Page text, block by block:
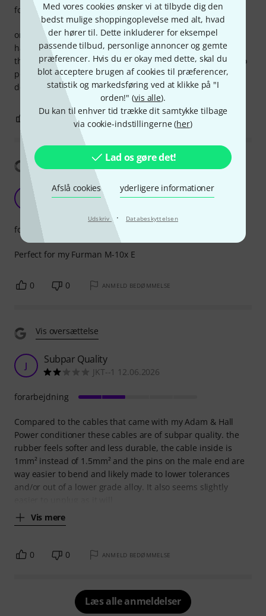
Med vores cookies ønsker vi at tilbyde dig den
bedst mulige shoppingoplevelse med alt, hvad
der hører til. Dette inkluderer for eksempel
passende tilbud, personlige annoncer og gemte
præferencer. Hvis du er okay med dette, skal du
blot acceptere brugen af cookies til præferencer,
statistik og markedsføring ved at klikke på "I
orden!" (vis alle).
Du kan til enhver tid trække dit samtykke tilbage
via cookie-indstillingerne (her)
Lad os gøre det!
Afslå cookies yderligere informationer
Udskriv · Databeskyttelsen
only used this cable about 10 times, in which it dit what it
had to do.
the last tie all the sudden it didnt provide enough power to
power a small moving head light. tested it on various other
devices but it appears broken.
forarbejdning
Vis oversættelse
Great !
AnthonyO 02.03.2022
Perfect for my Furman M-10x E
forarbejdning
0 0 ANMELD BEDØMMELSE
Vis oversættelse
J Subpar Quality
JKT--1 12.06.2026
Compared to the cables that came with my Adam & Hall
Power conditioner these cables are of subpar quality. the
rubber feels softer and less durable, the cable inside is
1mm² instead of 1.5mm² and the pins on the male end are
way easier to bend and likely made to lower tolerances
and/or out of a lower grade alloy. It also seems slightly
Vis mere
forarbejdning
0 0 ANMELD BEDØMMELSE
Læs alle anmeldelser